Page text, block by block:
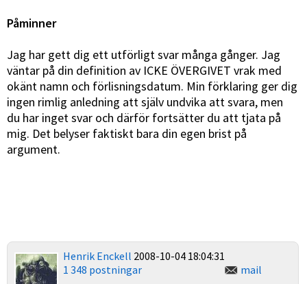
Påminner
Jag har gett dig ett utförligt svar många gånger. Jag
väntar på din definition av ICKE ÖVERGIVET vrak med
okänt namn och förlisningsdatum. Min förklaring ger dig
ingen rimlig anledning att själv undvika att svara, men
du har inget svar och därför fortsätter du att tjata på
mig. Det belyser faktiskt bara din egen brist på
argument.
Henrik Enckell 2008-10-04 18:04:31
1 348 postningar
mail